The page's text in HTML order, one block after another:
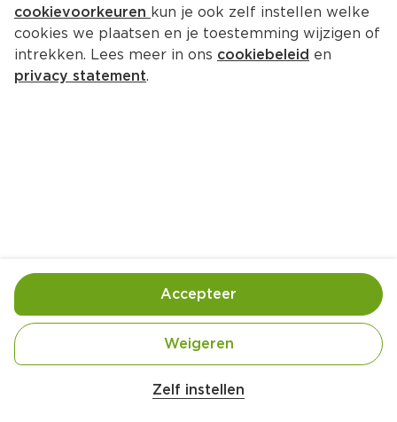
Hakubaku Ramen
Per Doos 270 g  (per kilo €11.07)
Handige informatie over dit product
cookievoorkeuren kun je ook zelf instellen welke
cookies we plaatsen en je toestemming wijzigen of
intrekken. Lees meer in ons cookiebeleid en
privacy statement.
Zelf instellen
Weigeren
Accepteer